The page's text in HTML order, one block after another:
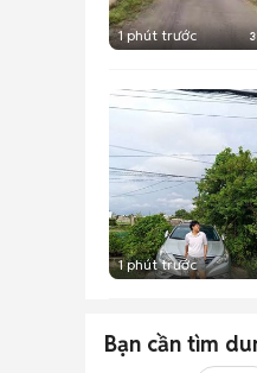
1 phút trước 3
1 phút trước
Bạn cần tìm